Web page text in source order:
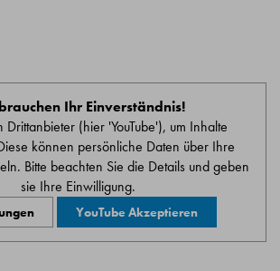
Ihr Einverständnis!
(hier 'YouTube'), um Inhalte
können persönliche Daten über Ihre
Bitte beachten Sie die Details und geben
sie Ihre Einwilligung.
YouTube Akzeptieren